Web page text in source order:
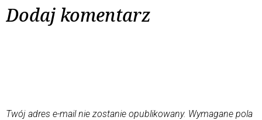
Dodaj komentarz
Twój adres e-mail nie zostanie opublikowany. Wymagane pola